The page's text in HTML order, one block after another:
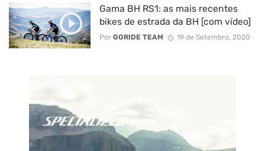
Gama BH RS1: as mais recentes
bikes de estrada da BH [com vídeo]
Por GORIDE TEAM 19 de Setembro, 2020